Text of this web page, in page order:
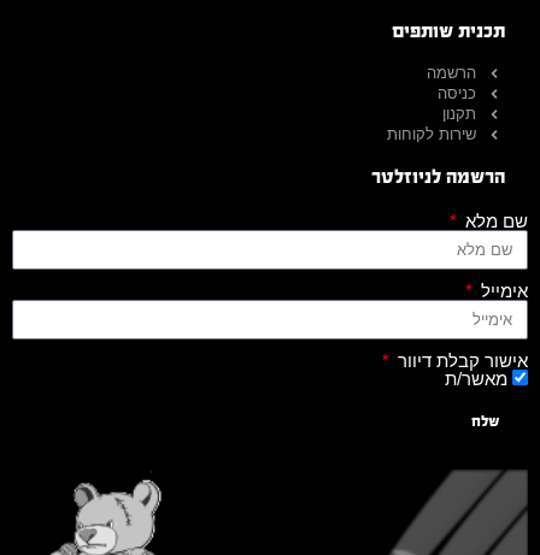
תכנית שותפים
הרשמה
כניסה
תקנון
שירות לקוחות
הרשמה לניוזלטר
שם מלא
אימייל
אישור קבלת דיוור
מאשר/ת
שלח